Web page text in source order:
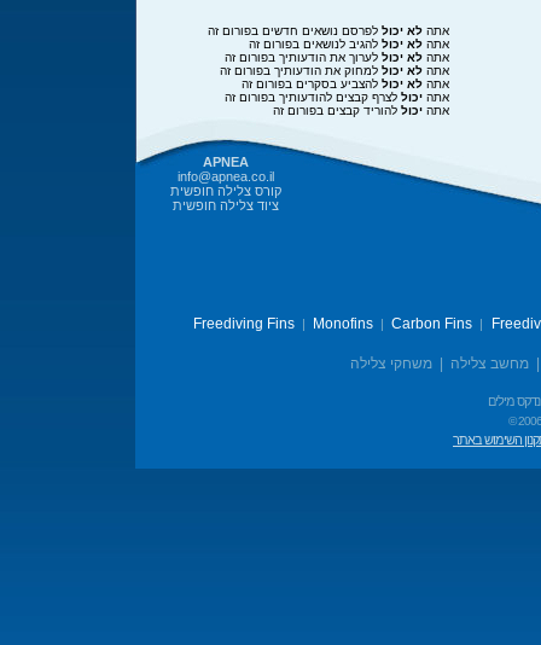
אתה לא יכול לפרסם נושאים חדשים בפורום זה
אתה לא יכול להגיב לנושאים בפורום זה
אתה לא יכול לערוך את הודעותיך בפורום זה
אתה לא יכול למחוק את הודעותיך בפורום זה
אתה לא יכול להצביע בסקרים בפורום זה
אתה יכול לצרף קבצים להודעותיך בפורום זה
אתה יכול להוריד קבצים בפורום זה
APNEA
info@apnea.co.il
קורס צלילה חופשית
ציוד צלילה חופשית
Freediving Fins| Monofins| Carbon Fins|
מחשב צלילה משחקי צלילה
מילים
©
השימוש באתר